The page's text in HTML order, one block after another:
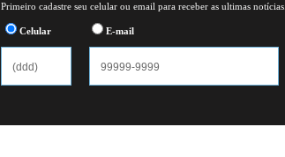
Primeiro cadastre seu celular ou email para receber as ultimas notícias.
Celular E-mail